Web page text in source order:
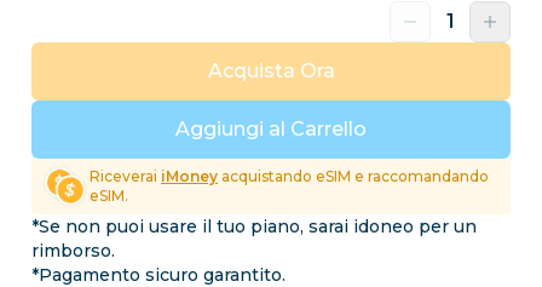
Aggiungi al Carrello
Acquista Ora
Riceverai iMoney acquistando eSIM e raccomandando
eSIM.
*Se non puoi usare il tuo piano, sarai idoneo per un
rimborso.
*Pagamento sicuro garantito.